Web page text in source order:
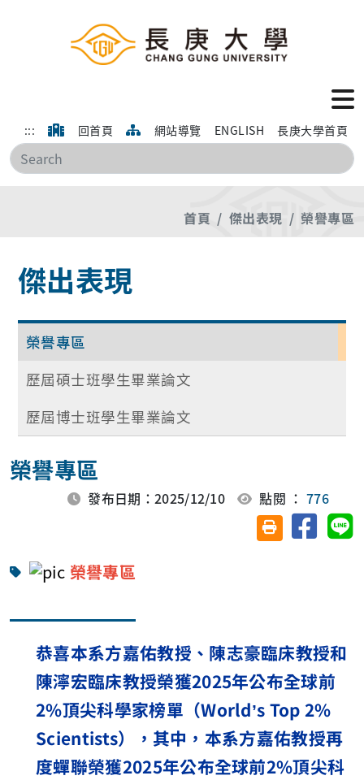
::: 回首頁 網站導覽 ENGLISH 長庚大學首頁
搜
首頁 傑出表現 榮譽專區
傑出表現
榮譽專區
歷屆碩士班學生畢業論文
歷屆博士班學生畢業論文
榮譽專區
發布日期：2025/12/10 點閱 ：776
友善列印(另開視
分享至
榮譽專區
恭喜本系方嘉佑教授、陳志豪臨床教授和
陳濘宏臨床教授榮獲2025年公布全球前
2%頂尖科學家榜單（World’s Top 2%
Scientists），其中，本系方嘉佑教授再
度蟬聯榮獲2025年公布全球前2%頂尖科